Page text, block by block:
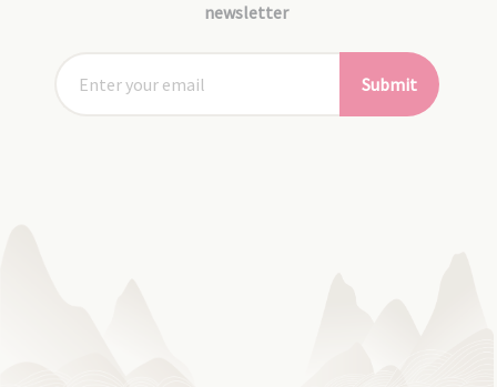
newsletter
Submit